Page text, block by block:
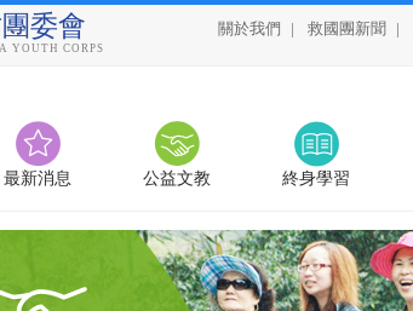
委會
YOUTH CORPS
關於我們 | 救國團新聞 |
最新消息 公益文教 終身學習